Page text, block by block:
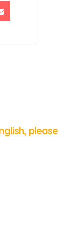
please